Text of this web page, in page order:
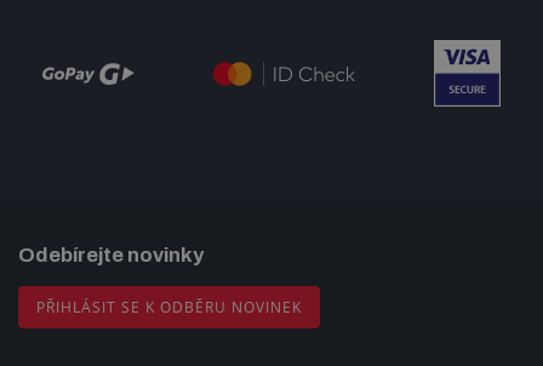
Odebírejte novinky
PŘIHLÁSIT SE K ODBĚRU NOVINEK